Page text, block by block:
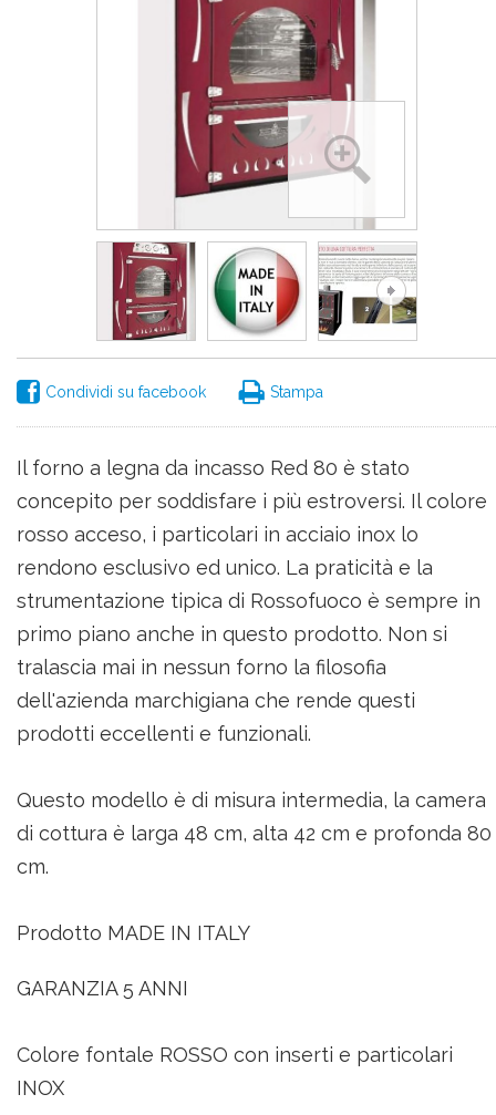
Condividi su facebook Stampa
Il forno a legna da incasso Red 80 è stato
concepito per soddisfare i più estroversi. Il colore
rosso acceso, i particolari in acciaio inox lo
rendono esclusivo ed unico. La praticità e la
strumentazione tipica di Rossofuoco è sempre in
primo piano anche in questo prodotto. Non si
tralascia mai in nessun forno la filosofia
dell'azienda marchigiana che rende questi
prodotti eccellenti e funzionali.
Questo modello è di misura intermedia, la camera
di cottura è larga 48 cm, alta 42 cm e profonda 80
cm.
Prodotto MADE IN ITALY
GARANZIA 5 ANNI
Colore fontale ROSSO con inserti e particolari
INOX